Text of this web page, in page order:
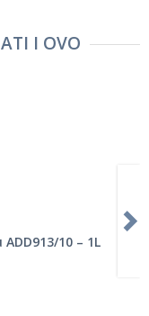
I OVO
10 – 1L